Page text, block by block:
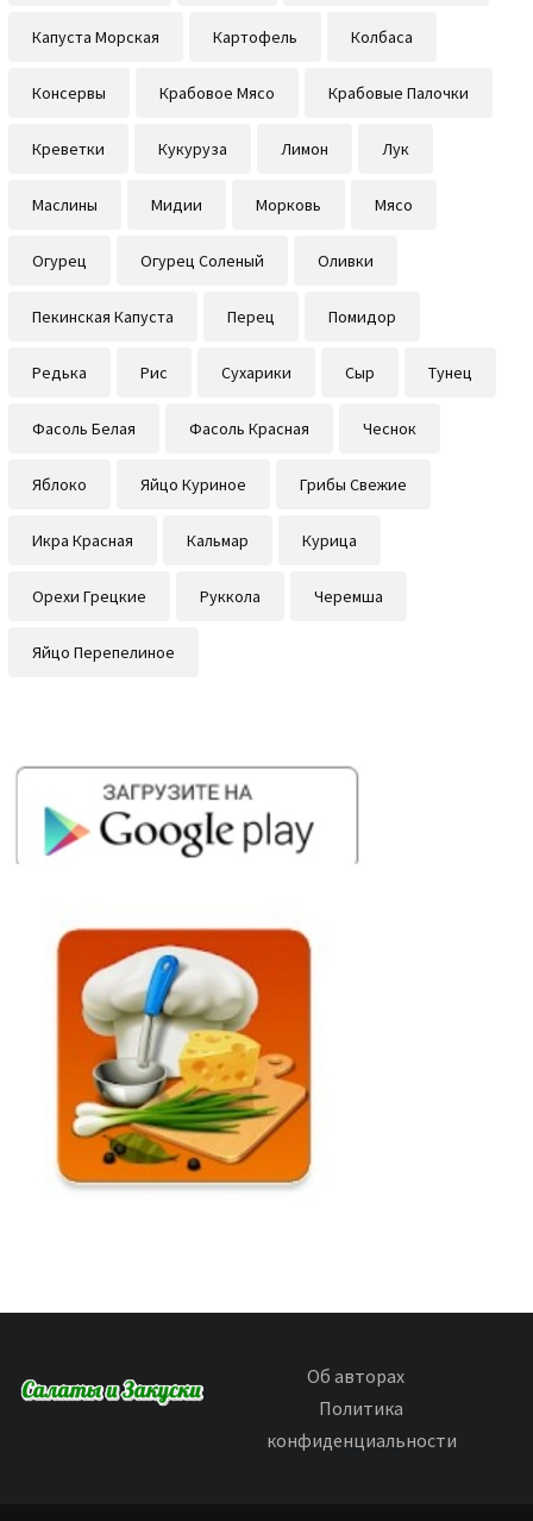
Капуста Морская Картофель Колбаса
Консервы Крабовое Мясо Крабовые Палочки
Креветки Кукуруза Лимон Лук
Маслины Мидии Морковь Мясо
Огурец Огурец Соленый Оливки
Пекинская Капуста Перец Помидор
Редька Рис Сухарики Сыр Тунец
Фасоль Белая Фасоль Красная Чеснок
Яблоко Яйцо Куриное Грибы Свежие
Икра Красная Кальмар Курица
Орехи Грецкие Руккола Черемша
Яйцо Перепелиное
Об авторах
Политика
конфиденциальности